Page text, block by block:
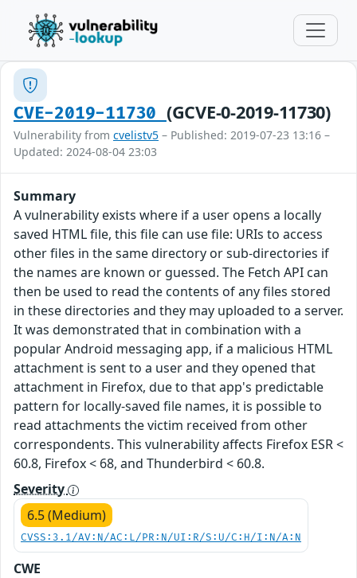
CVE-2019-11730 (GCVE-0-2019-11730)
Vulnerability from cvelistv5 – Published: 2019-07-23 13:16 –
Updated: 2024-08-04 23:03
Summary
A vulnerability exists where if a user opens a locally
saved HTML file, this file can use file: URIs to access
other files in the same directory or sub-directories if
the names are known or guessed. The Fetch API can
then be used to read the contents of any files stored
in these directories and they may uploaded to a server.
It was demonstrated that in combination with a
popular Android messaging app, if a malicious HTML
attachment is sent to a user and they opened that
attachment in Firefox, due to that app's predictable
pattern for locally-saved file names, it is possible to
read attachments the victim received from other
correspondents. This vulnerability affects Firefox ESR <
60.8, Firefox < 68, and Thunderbird < 60.8.
Severity
6.5 (Medium)
CVSS:3.1/AV:N/AC:L/PR:N/UI:R/S:U/C:H/I:N/A:N
CWE